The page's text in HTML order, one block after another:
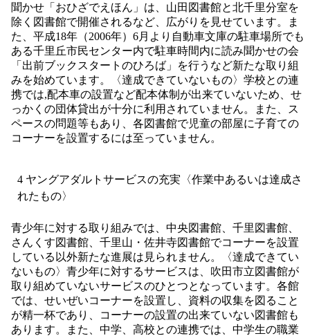
聞かせ「おひざでえほん」は、山田図書館と北千里分室を
除く図書館で開催されるなど、広がりを見せています。ま
た、平成18年（2006年）6月より自動車文庫の駐車場所でも
ある千里丘市民センター内で駐車時間内に読み聞かせの会
「出前ブックスタートのひろば」を行うなど新たな取り組
みを始めています。〈達成できていないもの〉学校との連
携では,配本車の設置など配本体制が出来ていないため、せ
っかくの団体貸出が十分に利用されていません。また、ス
ペースの問題等もあり、各図書館で児童の部屋に子育ての
コーナーを設置するには至っていません。
4 ヤングアダルトサービスの充実〈作業中あるいは達成さ
れたもの〉
青少年に対する取り組みでは、中央図書館、千里図書館、
さんくす図書館、千里山・佐井寺図書館でコーナーを設置
している以外新たな進展は見られません。〈達成できてい
ないもの〉青少年に対するサービスは、吹田市立図書館が
取り組めていないサービスのひとつとなっています。各館
では、せいぜいコーナーを設置し、資料の収集を図ること
が精一杯であり、コーナーの設置の出来ていない図書館も
あります。また、中学、高校との連携では、中学生の職業